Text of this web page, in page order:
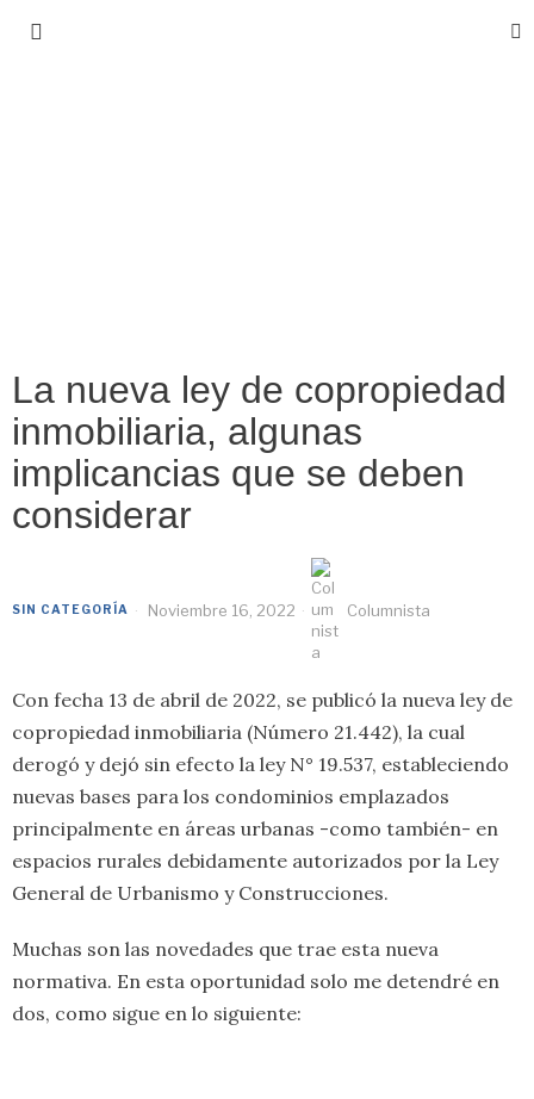
La nueva ley de copropiedad
inmobiliaria, algunas
implicancias que se deben
considerar
SIN CATEGORÍA Noviembre 16, 2022 Columnista
Con fecha 13 de abril de 2022, se publicó la nueva ley de
copropiedad inmobiliaria (Número 21.442), la cual
derogó y dejó sin efecto la ley N° 19.537, estableciendo
nuevas bases para los condominios emplazados
principalmente en áreas urbanas -como también- en
espacios rurales debidamente autorizados por la Ley
General de Urbanismo y Construcciones.
Muchas son las novedades que trae esta nueva
normativa. En esta oportunidad solo me detendré en
dos, como sigue en lo siguiente: